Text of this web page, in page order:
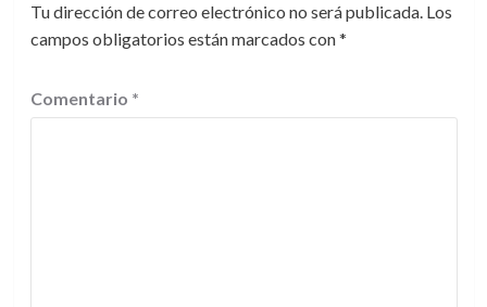
Tu dirección de correo electrónico no será publicada. Los
campos obligatorios están marcados con*
Comentario *